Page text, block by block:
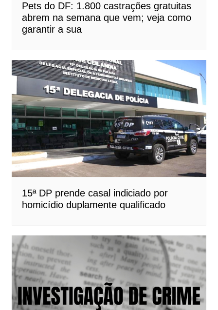
Pets do DF: 1.800 castrações gratuitas
abrem na semana que vem; veja como
garantir a sua
15ª DP prende casal indiciado por
homicídio duplamente qualificado